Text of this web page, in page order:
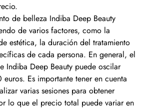
de belleza Indiba Deep Beauty
de varios factores, como la
estética, la duración del tratamiento
de cada persona. En general, el
Indiba Deep Beauty puede oscilar
Es importante tener en cuenta
varias sesiones para obtener
lo que el precio total puede variar en